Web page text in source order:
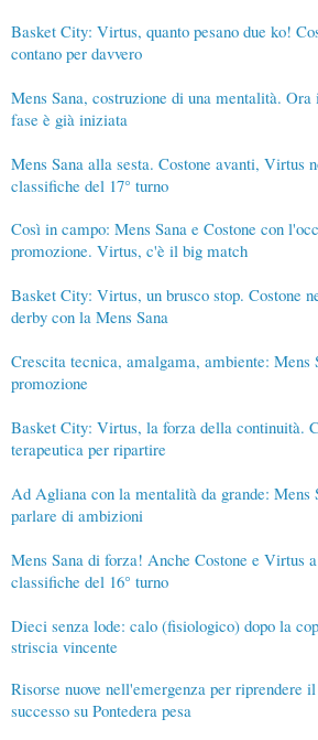
Basket City: Virtus, quanto pesano due ko!
contano per davvero
Mens Sana, costruzione di una mentalità.
fase è già iniziata
Mens Sana alla sesta. Costone avanti, Virtus
classifiche del 17° turno
Così in campo: Mens Sana e Costone con
promozione. Virtus, c'è il big match
Basket City: Virtus, un brusco stop. Costone
derby con la Mens Sana
Crescita tecnica, amalgama, ambiente: Mens
promozione
Basket City: Virtus, la forza della continuità.
terapeutica per ripartire
Ad Agliana con la mentalità da grande: Mens
parlare di ambizioni
Mens Sana di forza! Anche Costone e Virtus
classifiche del 16° turno
Dieci senza lode: calo (fisiologico) dopo la
striscia vincente
Risorse nuove nell'emergenza per riprendere
successo su Pontedera pesa